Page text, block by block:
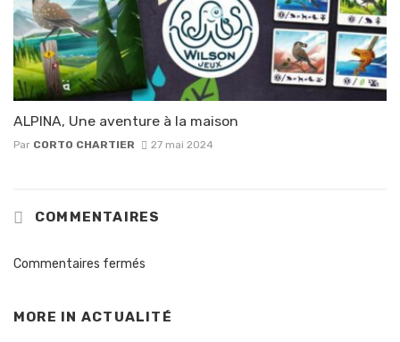
ALPINA, Une aventure à la maison
Par CORTO CHARTIER 27 mai 2024
COMMENTAIRES
Commentaires fermés
MORE IN ACTUALITÉ